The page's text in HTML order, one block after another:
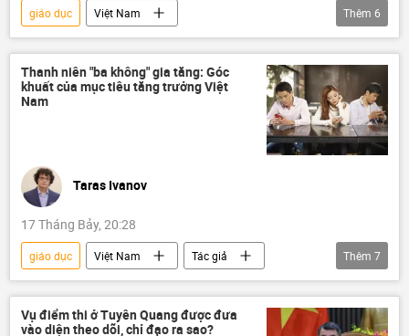
giáo dục
Việt Nam
Bộ Giáo dục và Đào Tạo
cải cách giáo dục
Luật Giáo Dục
trường học
học sinh
sáp nhập
Thêm 6
Thanh niên "ba không" gia tăng: Góc
khuất của mục tiêu tăng trưởng Việt
Nam
Taras Ivanov
17 Tháng Bảy, 20:28
giáo dục Việt Nam
Tác giả
Quan điểm-Ý kiến
dân số
già hóa dân số
thanh niên
Thêm 7
Vụ điểm thi ở Tuyên Quang được đưa
vào diện theo dõi, chỉ đạo ra sao?